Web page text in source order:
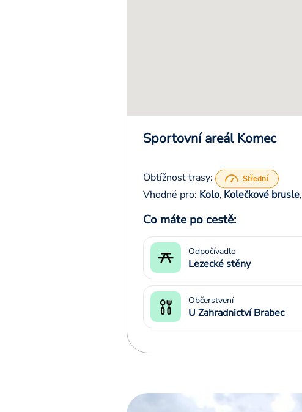
Sportovní areál Komec
Obtížnost trasy:
Vhodné pro: Kolo, Kolečkové brusle,
Co máte po cestě:
Odpočívadlo
Lezecké stěny
Občerstvení
U Zahradnictví Brabec